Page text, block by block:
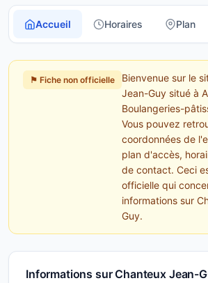
Accueil Horaires Plan
⚑ Fiche non officielle
Bienvenue sur le
Jean-Guy situé à
Boulangeries-
Vous pouvez
coordonnées de
plan d'accès,
de contact. Ceci
officielle qui
informations sur
Guy.
Informations sur Chanteux Jean-